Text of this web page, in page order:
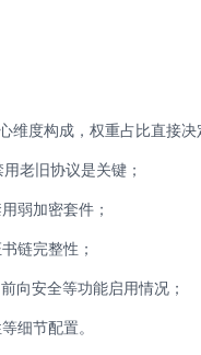
度构成，权重占比直接决
老旧协议是关键；
弱加密套件；
链完整性；
前向安全等功能启用情况；
细节配置。